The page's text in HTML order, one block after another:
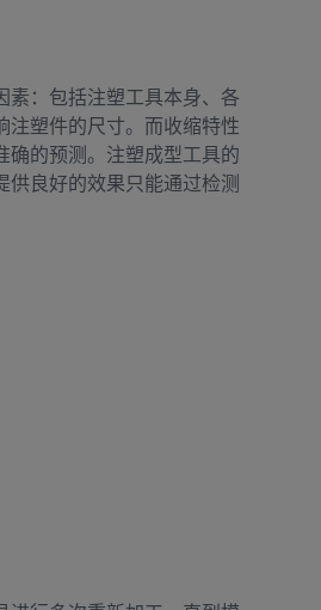
素：包括注塑工具本身、各
注塑件的尺寸。而收缩特性
确的预测。注塑成型工具的
良好的效果只能通过检测